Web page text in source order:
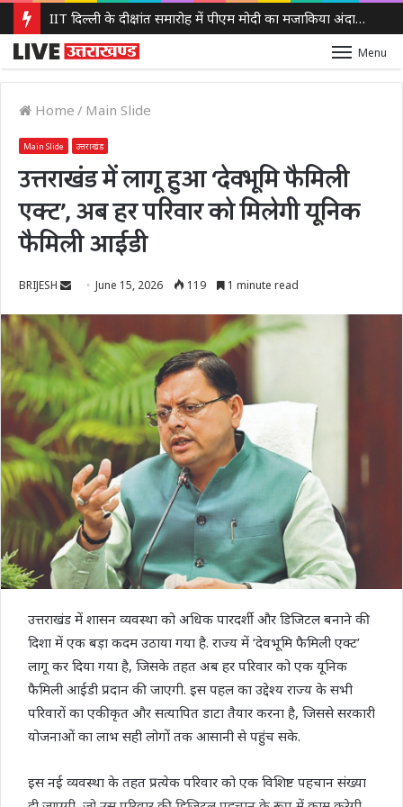
IIT दिल्ली के दीक्षांत समारोह में पीएम मोदी का मजाकिया अंदाज, बोले – ‘मैं बाबा बागेश्वर नहीं हूं, लेकिन मन में कुछ तो चल रहा होगा’
Menu
Home / Main Slide
Main Slide उत्तराखंड
उत्तराखंड में लागू हुआ ‘देवभूमि फैमिली
एक्ट’, अब हर परिवार को मिलेगी यूनिक
फैमिली आईडी
BRIJESH
Send
email
June 15, 2026 119 1 minute read
उत्तराखंड में शासन व्यवस्था को अधिक पारदर्शी और डिजिटल बनाने की
दिशा में एक बड़ा कदम उठाया गया है. राज्य में ‘देवभूमि फैमिली एक्ट’
लागू कर दिया गया है, जिसके तहत अब हर परिवार को एक यूनिक
फैमिली आईडी प्रदान की जाएगी. इस पहल का उद्देश्य राज्य के सभी
परिवारों का एकीकृत और सत्यापित डाटा तैयार करना है, जिससे सरकारी
योजनाओं का लाभ सही लोगों तक आसानी से पहुंच सके.
इस नई व्यवस्था के तहत प्रत्येक परिवार को एक विशिष्ट पहचान संख्या